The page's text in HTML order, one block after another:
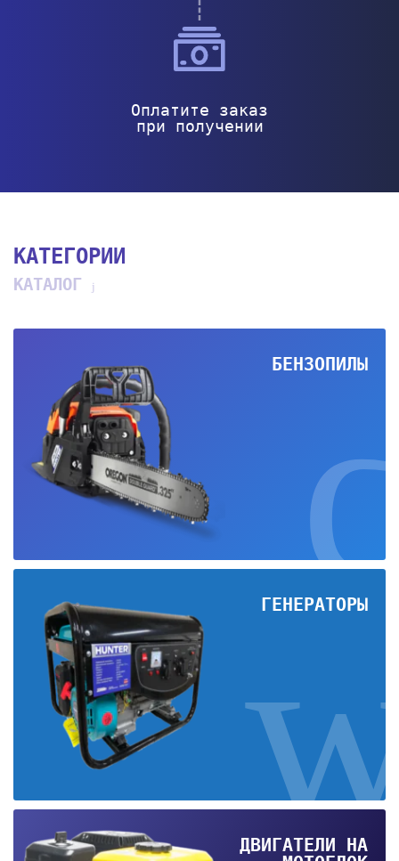
Оплатите заказ
при получении
КАТЕГОРИИ
КАТАЛОГ
БЕНЗОПИЛЫ
ГЕНЕРАТОРЫ
ДВИГАТЕЛИ НА